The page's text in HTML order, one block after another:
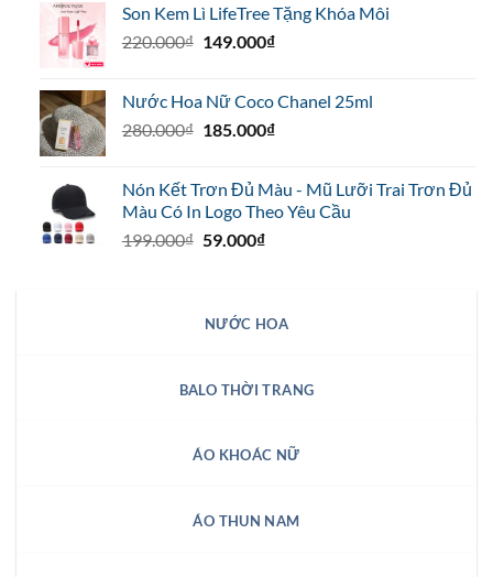
là:
650.000₫.
tại
là:
Son Kem Lì LifeTree Tặng Khóa Môi
220.000₫ Giá
220.000₫.
149.000₫Giá
là:
149.000₫.
Nước Hoa Nữ Coco Chanel 25ml
280.000₫ Giá
280.000₫.
185.000₫Giá
là:
185.000₫.
Nón Kết Trơn Đủ Màu - Mũ Lưỡi Trai Trơn Đủ
Màu Có In Logo Theo Yêu Cầu
199.000₫ Giá
59.000₫Giá
59.000₫.
NƯỚC HOA
BALO THỜI TRANG
ÁO KHOÁC NỮ
ÁO THUN NAM